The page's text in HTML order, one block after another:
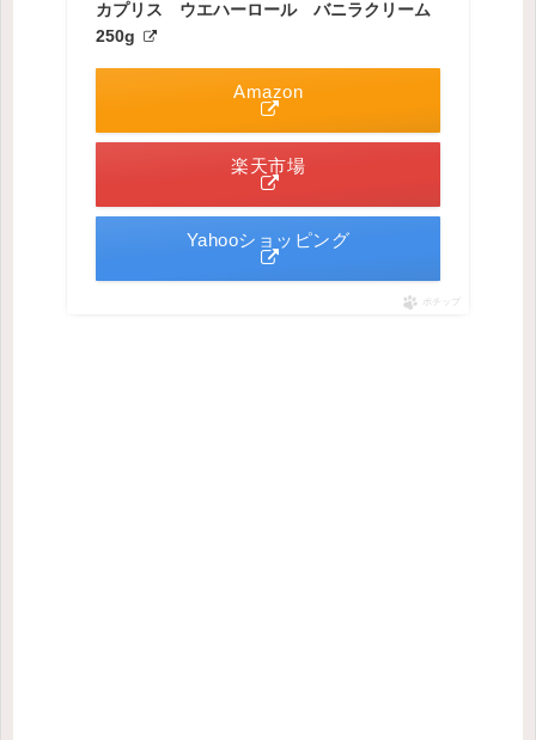
カプリス ウエハーロール バニラクリーム
250g
Amazon
楽天市場
Yahooショッピング
ポチップ